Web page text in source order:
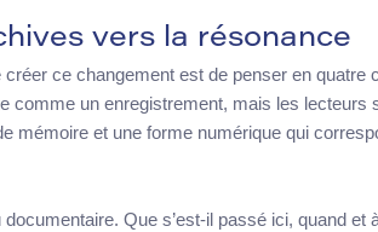
vers la résonance
ce changement est de penser en quatre
comme un enregistrement, mais les lecteurs
mémoire et une forme numérique qui
Que s’est-il passé ici, quand